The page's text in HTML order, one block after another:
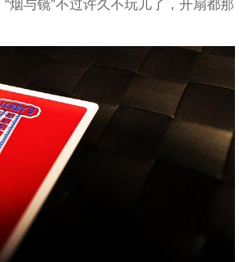
烟与镜”不过许久不玩儿了，开扇都那